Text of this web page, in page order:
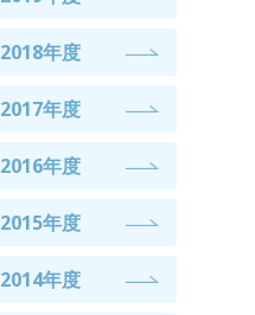
2018年度
2017年度
2016年度
2015年度
2014年度